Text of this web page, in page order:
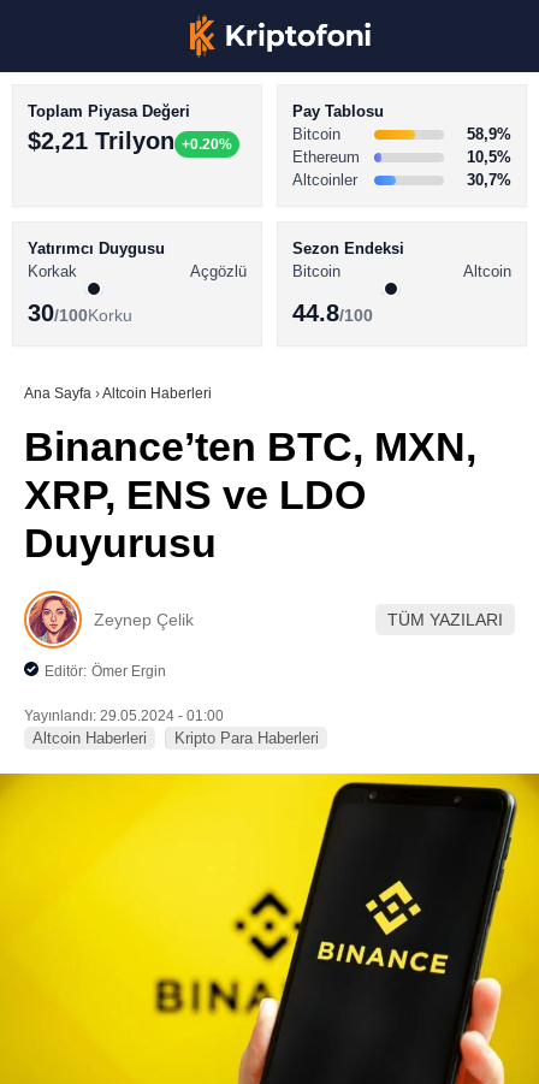
Youtube
TikTok
BİTCOİN HABERLERİ
ALTCOİN HABERLERİ
SÖZLÜK
Toplam Piyasa Değeri
$2,21 Trilyon +0.20%
Pay Tablosu
Bitcoin
58,9%
Ethereum
10,5%
Altcoinler
30,7%
Yatırımcı Duygusu
Korkak
Açgözlü
30/100Korku
Sezon Endeksi
Bitcoin
Altcoin
44.8/100
Ana Sayfa ›Altcoin Haberleri
Binance’ten BTC, MXN,
XRP, ENS ve LDO
Duyurusu
Zeynep Çelik TÜM YAZILARI
Editör: Ömer Ergin
Yayınlandı: 29.05.2024 - 01:00
Altcoin Haberleri Kripto Para Haberleri